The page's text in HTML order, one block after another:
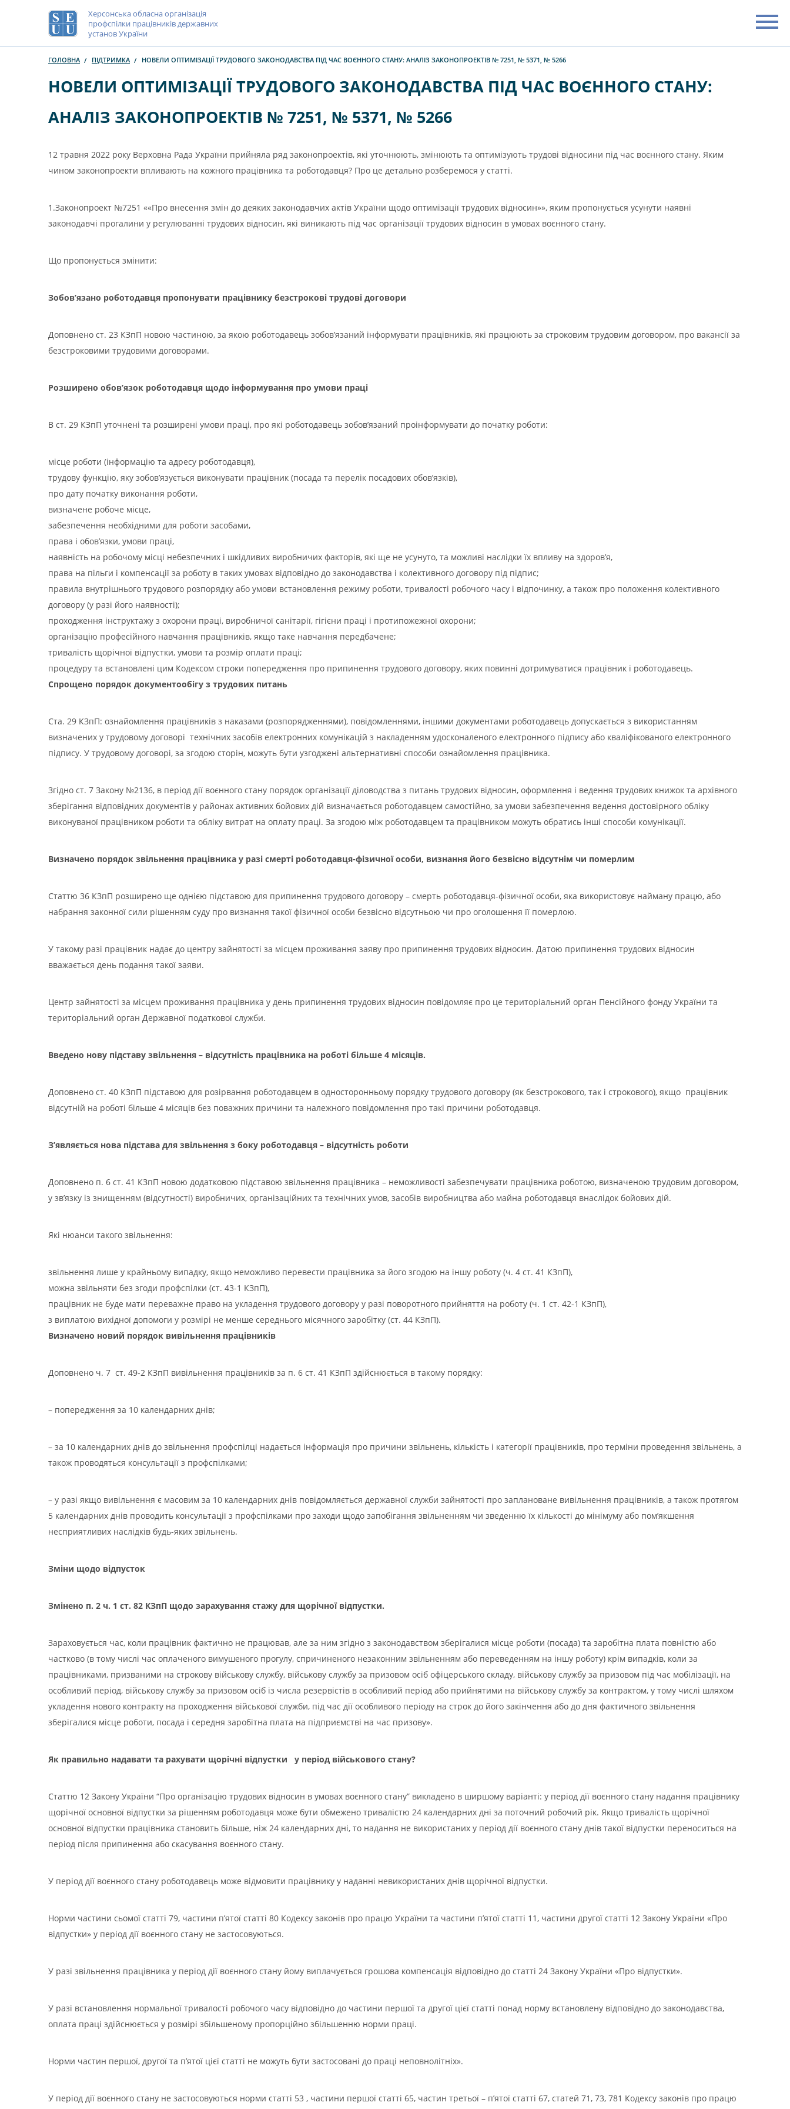
Херсонська обласна організація
профспілки працівників державних
установ України
ГОЛОВНА ПІДТРИМКА НОВЕЛИ ОПТИМІЗАЦІЇ ТРУДОВОГО ЗАКОНОДАВСТВА ПІД ЧАС ВОЄННОГО СТАНУ: АНАЛІЗ ЗАКОНОПРОЕКТІВ № 7251, № 5371, № 5266
НОВЕЛИ ОПТИМІЗАЦІЇ ТРУДОВОГО ЗАКОНОДАВСТВА ПІД ЧАС ВОЄННОГО СТАНУ:
АНАЛІЗ ЗАКОНОПРОЕКТІВ № 7251, № 5371, № 5266
12 травня 2022 року Верховна Рада України прийняла ряд законопроектів, які уточнюють, змінюють та оптимізують трудові відносини під час воєнного стану. Яким
чином законопроекти впливають на кожного працівника та роботодавця? Про це детально розберемося у статті.
1.Законопроект №7251 ««Про внесення змін до деяких законодавчих актів України щодо оптимізації трудових відносин»», яким пропонується усунути наявні
законодавчі прогалини у регулюванні трудових відносин, які виникають під час організації трудових відносин в умовах воєнного стану.
Що пропонується змінити:
Зобов’язано роботодавця пропонувати працівнику безстрокові трудові договори
Доповнено ст. 23 КЗпП новою частиною, за якою роботодавець зобов’язаний інформувати працівників, які працюють за строковим трудовим договором, про вакансії за
безстроковими трудовими договорами.
Розширено обов’язок роботодавця щодо інформування про умови праці
В ст. 29 КЗпП уточнені та розширені умови праці, про які роботодавець зобов’язаний проінформувати до початку роботи:
місце роботи (інформацію та адресу роботодавця),
трудову функцію, яку зобов’язується виконувати працівник (посада та перелік посадових обов’язків),
про дату початку виконання роботи,
визначене робоче місце,
забезпечення необхідними для роботи засобами,
права і обов’язки, умови праці,
наявність на робочому місці небезпечних і шкідливих виробничих факторів, які ще не усунуто, та можливі наслідки їх впливу на здоров’я,
права на пільги і компенсації за роботу в таких умовах відповідно до законодавства і колективного договору під підпис;
правила внутрішнього трудового розпорядку або умови встановлення режиму роботи, тривалості робочого часу і відпочинку, а також про положення колективного
договору (у разі його наявності);
проходження інструктажу з охорони праці, виробничої санітарії, гігієни праці і протипожежної охорони;
організацію професійного навчання працівників, якщо таке навчання передбачене;
тривалість щорічної відпустки, умови та розмір оплати праці;
процедуру та встановлені цим Кодексом строки попередження про припинення трудового договору, яких повинні дотримуватися працівник і роботодавець.
Спрощено порядок документообігу з трудових питань
Ста. 29 КЗпП: ознайомлення працівників з наказами (розпорядженнями), повідомленнями, іншими документами роботодавець допускається з використанням
визначених у трудовому договорі технічних засобів електронних комунікацій з накладенням удосконаленого електронного підпису або кваліфікованого електронного
підпису. У трудовому договорі, за згодою сторін, можуть бути узгоджені альтернативні способи ознайомлення працівника.
Згідно ст. 7 Закону №2136, в період дії воєнного стану порядок організації діловодства з питань трудових відносин, оформлення і ведення трудових книжок та архівного
зберігання відповідних документів у районах активних бойових дій визначається роботодавцем самостійно, за умови забезпечення ведення достовірного обліку
виконуваної працівником роботи та обліку витрат на оплату праці. За згодою між роботодавцем та працівником можуть обратись інші способи комунікації.
Визначено порядок звільнення працівника у разі смерті роботодавця-фізичної особи, визнання його безвісно відсутнім чи померлим
Статтю 36 КЗпП розширено ще однією підставою для припинення трудового договору – смерть роботодавця-фізичної особи, яка використовує найману працю, або
набрання законної сили рішенням суду про визнання такої фізичної особи безвісно відсутньою чи про оголошення її померлою.
У такому разі працівник надає до центру зайнятості за місцем проживання заяву про припинення трудових відносин. Датою припинення трудових відносин
вважається день подання такої заяви.
Центр зайнятості за місцем проживання працівника у день припинення трудових відносин повідомляє про це територіальний орган Пенсійного фонду України та
територіальний орган Державної податкової служби.
Введено нову підставу звільнення – відсутність працівника на роботі більше 4 місяців.
Доповнено ст. 40 КЗпП підставою для розірвання роботодавцем в односторонньому порядку трудового договору (як безстрокового, так і строкового), якщо працівник
відсутній на роботі більше 4 місяців без поважних причини та належного повідомлення про такі причини роботодавця.
З’являється нова підстава для звільнення з боку роботодавця – відсутність роботи
Доповнено п. 6 ст. 41 КЗпП новою додатковою підставою звільнення працівника – неможливості забезпечувати працівника роботою, визначеною трудовим договором,
у зв’язку із знищенням (відсутності) виробничих, організаційних та технічних умов, засобів виробництва або майна роботодавця внаслідок бойових дій.
Які нюанси такого звільнення:
звільнення лише у крайньому випадку, якщо неможливо перевести працівника за його згодою на іншу роботу (ч. 4 ст. 41 КЗпП),
можна звільняти без згоди профспілки (ст. 43-1 КЗпП),
працівник не буде мати переважне право на укладення трудового договору у разі поворотного прийняття на роботу (ч. 1 ст. 42-1 КЗпП),
з виплатою вихідної допомоги у розмірі не менше середнього місячного заробітку (ст. 44 КЗпП).
Визначено новий порядок вивільнення працівників
Доповнено ч. 7 ст. 49-2 КЗпП вивільнення працівників за п. 6 ст. 41 КЗпП здійснюється в такому порядку:
– попередження за 10 календарних днів;
– за 10 календарних днів до звільнення профспілці надається інформація про причини звільнень, кількість і категорії працівників, про терміни проведення звільнень, а
також проводяться консультації з профспілками;
– у разі якщо вивільнення є масовим за 10 календарних днів повідомляється державної служби зайнятості про заплановане вивільнення працівників, а також протягом
5 календарних днів проводить консультації з профспілками про заходи щодо запобігання звільненням чи зведенню їх кількості до мінімуму або пом’якшення
несприятливих наслідків будь-яких звільнень.
Зміни щодо відпусток
Змінено п. 2 ч. 1 ст. 82 КЗпП щодо зарахування стажу для щорічної відпустки.
Зараховується час, коли працівник фактично не працював, але за ним згідно з законодавством зберігалися місце роботи (посада) та заробітна плата повністю або
частково (в тому числі час оплаченого вимушеного прогулу, спричиненого незаконним звільненням або переведенням на іншу роботу) крім випадків, коли за
працівниками, призваними на строкову військову службу, військову службу за призовом осіб офіцерського складу, військову службу за призовом під час мобілізації, на
особливий період, військову службу за призовом осіб із числа резервістів в особливий період або прийнятими на військову службу за контрактом, у тому числі шляхом
укладення нового контракту на проходження військової служби, під час дії особливого періоду на строк до його закінчення або до дня фактичного звільнення
зберігалися місце роботи, посада і середня заробітна плата на підприємстві на час призову».
Як правильно надавати та рахувати щорічні відпустки у період військового стану?
Статтю 12 Закону України “Про організацію трудових відносин в умовах воєнного стану” викладено в ширшому варіанті: у період дії воєнного стану надання працівнику
щорічної основної відпустки за рішенням роботодавця може бути обмежено тривалістю 24 календарних дні за поточний робочий рік. Якщо тривалість щорічної
основної відпустки працівника становить більше, ніж 24 календарних дні, то надання не використаних у період дії воєнного стану днів такої відпустки переноситься на
період після припинення або скасування воєнного стану.
У період дії воєнного стану роботодавець може відмовити працівнику у наданні невикористаних днів щорічної відпустки.
Норми частини сьомої статті 79, частини п’ятої статті 80 Кодексу законів про працю України та частини п’ятої статті 11, частини другої статті 12 Закону України «Про
відпустки» у період дії воєнного стану не застосовуються.
У разі звільнення працівника у період дії воєнного стану йому виплачується грошова компенсація відповідно до статті 24 Закону України «Про відпустки».
У разі встановлення нормальної тривалості робочого часу відповідно до частини першої та другої цієї статті понад норму встановлену відповідно до законодавства,
оплата праці здійснюється у розмірі збільшеному пропорційно збільшенню норми праці.
Норми частин першої, другої та п’ятої цієї статті не можуть бути застосовані до праці неповнолітніх».
У період дії воєнного стану не застосовуються норми статті 53 , частини першої статті 65, частин третьої – п’ятої статті 67, статей 71, 73, 781 Кодексу законів про працю